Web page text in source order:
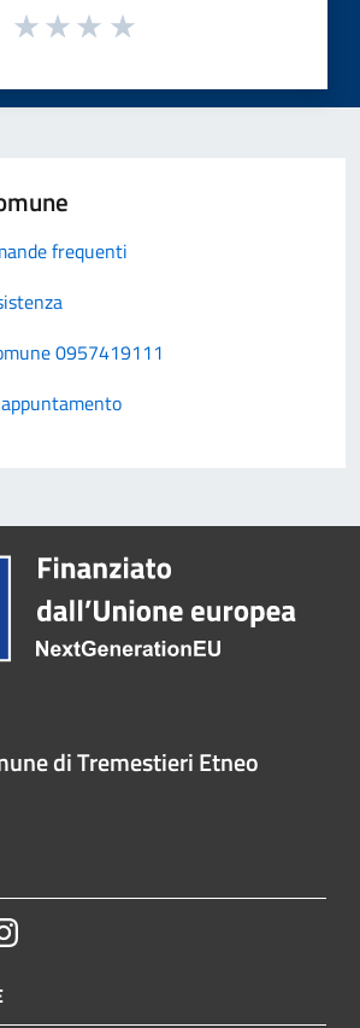
frequenti
0957419111
di Tremestieri Etneo
Instagram